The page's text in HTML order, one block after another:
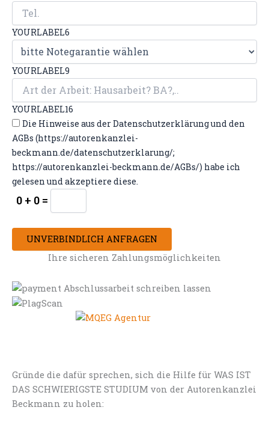
YOURLABEL6
YOURLABEL9
YOURLABEL16
Die Hinweise aus der Datenschutzerklärung und den
AGBs (https://autorenkanzlei-
beckmann.de/datenschutzerklarung/;
https://autorenkanzlei-beckmann.de/AGBs/) habe ich
gelesen und akzeptiere diese.
0 + 0 =
UNVERBINDLICH ANFRAGEN
Ihre sicheren Zahlungsmöglichkeiten
Gründe die dafür sprechen, sich die Hilfe für WAS IST
DAS SCHWIERIGSTE STUDIUM von der Autorenkanzlei
Beckmann zu holen: